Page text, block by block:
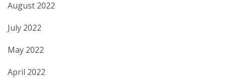
August 2022
July 2022
May 2022
April 2022